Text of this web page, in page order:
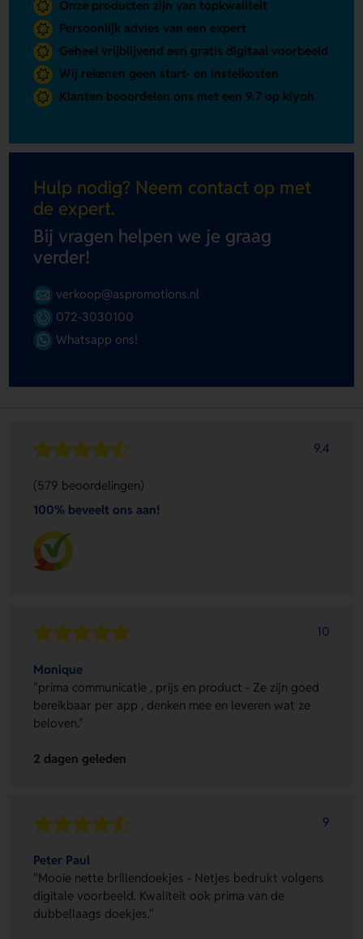
Onze producten zijn van topkwaliteit
Persoonlijk advies van een expert
Geheel vrijblijvend een gratis digitaal voorbeeld
Wij rekenen geen start- en instelkosten
Klanten beoordelen ons met een 9.7 op kiyoh
Hulp nodig? Neem contact op met
de expert.
Bij vragen helpen we je graag
verder!
verkoop@aspromotions.nl
072-3030100
Whatsapp ons!
9.4
(579 beoordelingen)
100% beveelt ons aan!
10
Monique
"prima communicatie , prijs en product - Ze zijn goed
bereikbaar per app , denken mee en leveren wat ze
beloven."
2 dagen geleden
9
Peter Paul
"Mooie nette brillendoekjes - Netjes bedrukt volgens
digitale voorbeeld. Kwaliteit ook prima van de
dubbellaags doekjes."